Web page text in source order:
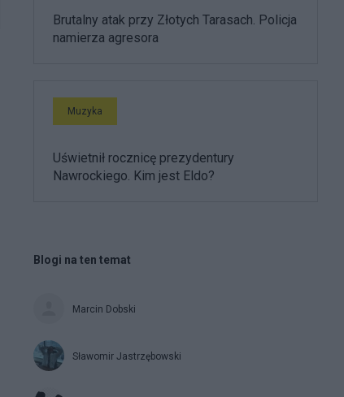
Brutalny atak przy Złotych Tarasach. Policja
namierza agresora
Muzyka
Uświetnił rocznicę prezydentury
Nawrockiego. Kim jest Eldo?
Blogi na ten temat
Marcin Dobski
Sławomir Jastrzębowski